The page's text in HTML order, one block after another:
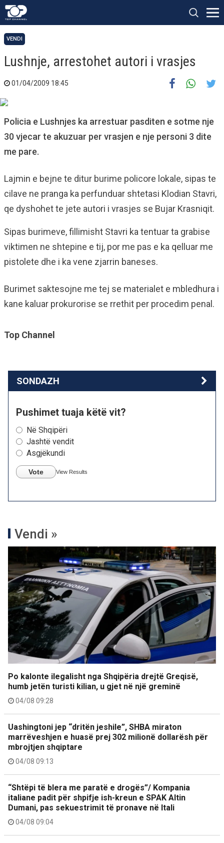
VENDI
Lushnje, arrestohet autori i vrasjes
01/04/2009 18:45
Policia e Lushnjes ka arrestuar pasditen e sotme nje
30 vjecar te akuzuar per vrasjen e nje personi 3 dite
me pare.
Lajmin e bejne te ditur burime policore lokale, sipas te
cilave ne pranga ka perfunduar shtetasi Klodian Stavri,
qe dyshohet te jete autori i vrasjes se Bujar Krasniqit.
Sipas burimeve, fillimisht Stavri ka tentuar ta grabise
viktimen ne shtepine e tij, por me pas e ka qelluar me
pistolete dhe i ka vene zjarrin baneses.
Burimet saktesojne me tej se materialet e mbledhura i
kane kaluar prokurorise se rrethit per procedim penal.
Top Channel
SONDAZH
Pushimet tuaja këtë vit?
Në Shqipëri
Jashtë vendit
Asgjëkundi
Vote View Results
Vendi »
Po kalonte ilegalisht nga Shqipëria drejtë Greqisë,
humb jetën turisti kilian, u gjet në një greminë
04/08 09:28
Uashingtoni jep “dritën jeshile”, SHBA miraton
marrëveshjen e huasë prej 302 milionë dollarësh për
mbrojtjen shqiptare
04/08 09:13
“Shtëpi të blera me paratë e drogës”/ Kompania
italiane padit për shpifje ish-kreun e SPAK Altin
Dumani, pas sekuestrimit të pronave në Itali
04/08 09:04